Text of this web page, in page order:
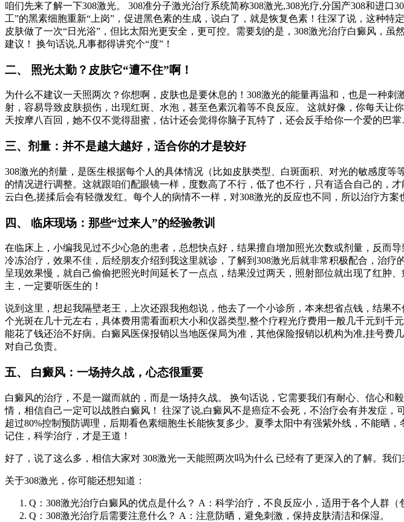
咱们先来了解一下308激光。 308准分子激光治疗系统简称308激光,308光疗,分国产308和进
工”的黑素细胞重新“上岗”，促进黑色素的生成，说白了，就是恢复色素！往深了说，这种
皮肤做了一次“日光浴”，但比太阳光更安全，更可控。需要划的是，308激光治疗白癜风，
建议！ 换句话说,凡事都得讲究个“度”！
二、 照光太勤？皮肤它“遭不住”啊！
为什么不建议一天照两次？你想啊，皮肤也是要休息的！308激光的能量再温和，也是一种
射，容易导致皮肤损伤，出现红斑、水泡，甚至色素沉着等不良反应。 这就好像，你每天
天按摩八百回，她不仅不觉得甜蜜，估计还会觉得你脑子瓦特了，还会反手给你一个爱的巴
三、剂量：并不是越大越好，适合你的才是较好
308激光的剂量，是医生根据每个人的具体情况（比如皮肤类型、白斑面积、对光的敏感度
的情况进行调整。这就跟咱们配眼镜一样，度数高了不行，低了也不行，只有适合自己的，
云白色,搓揉后会有轻微发红。每个人的病情不一样，对308激光的反应也不同，所以治疗方
四、 临床现场：那些“过来人”的经验教训
在临床上，小编我见过不少心急的患者，总想快点好，结果擅自增加照光次数或剂量，反而
冷冻治疗，效果不佳，后经朋友介绍到我这里就诊，了解到308激光后就非常积极配合，治
呈现效果慢，就自己偷偷把照光时间延长了一点点，结果没过两天，照射部位就出现了红肿
主，一定要听医生的！
说到这里，想起我隔壁老王，上次还跟我抱怨说，他去了一个小诊所，本来想省点钱，结果
个光斑在几十元左右，具体费用需看面积大小和仪器类型,整个疗程光疗费用一般几千元到
能花了钱还治不好病。白癜风医保报销以当地医保局为准，其他保险报销以机构为准,挂号
对自己负责。
五、 白癜风：一场持久战，心态很重要
白癜风的治疗，不是一蹴而就的，而是一场持久战。 换句话说，它需要我们有耐心、信心
情，相信自己一定可以战胜白癜风！ 往深了说,白癜风不是癌症不会死，不治疗会有并发症，
超过80%控制预防调理，后期看色素细胞生长能恢复多少。夏季太阳中有强紫外线，不能晒
记住，科学治疗，才是王道！
好了，说了这么多，相信大家对 308激光一天能照两次吗为什么 已经有了更深入的了解。我们
关于308激光，你可能还想知道：
Q：308激光治疗白癜风的优点是什么？ A：科学治疗，不良反应小，适用于各个人群（
Q：308激光治疗后需要注意什么？ A：注意防晒，避免刺激，保持皮肤清洁和保湿。